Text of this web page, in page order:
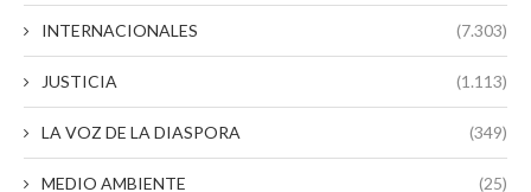
INTERNACIONALES (7.303)
JUSTICIA (1.113)
LA VOZ DE LA DIASPORA (349)
MEDIO AMBIENTE (25)